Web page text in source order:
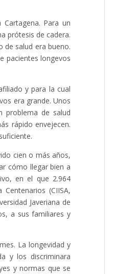
Para un
prótesis de cadera.
de salud era bueno.
pacientes longevos
y para la cual
era grande. Unos
problema de salud
rápido envejecen.
cien o más años,
cómo llegar bien a
en el que 2.964
(CIISA,
Javeriana de
a sus familiares y
La longevidad y
y los discriminara
y normas que se